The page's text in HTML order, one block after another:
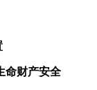
命财产安全